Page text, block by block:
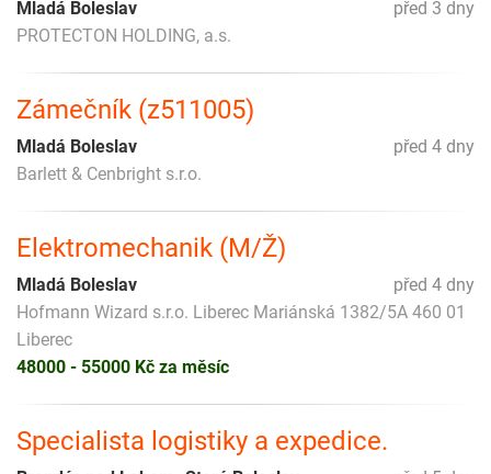
před 3 dny
Mladá Boleslav
PROTECTON HOLDING, a.s.
Zámečník (z511005)
před 4 dny
Mladá Boleslav
Barlett & Cenbright s.r.o.
Elektromechanik (M/Ž)
před 4 dny
Mladá Boleslav
Hofmann Wizard s.r.o. Liberec Mariánská 1382/5A 460 01
Liberec
48000 - 55000 Kč za měsíc
Specialista logistiky a expedice.